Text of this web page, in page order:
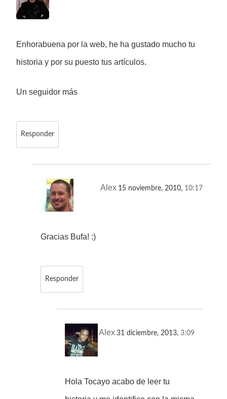
Enhorabuena por la web, he ha gustado mucho tu
historia y por su puesto tus artículos.
Un seguidor más
Responder
Alex 15 noviembre, 2010, 10:17
Gracias Bufa! :)
Responder
Alex 31 diciembre, 2013, 3:09
Hola Tocayo acabo de leer tu